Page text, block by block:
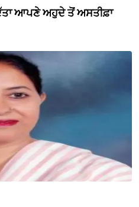
ਆਪਣੇ ਅਹੁਦੇ ਤੋਂ ਅਸਤੀਫ਼ਾ